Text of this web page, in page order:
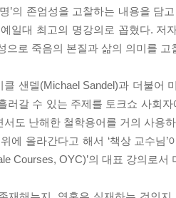
’의 존엄성을 고찰하는 내용을 담
일대 최고의 명강의로 꼽혔다. 저
으로 죽음의 본질과 삶의 의미를 고
클 샌델(Michael Sandel)과 더불어
러갈 수 있는 주제를 토크쇼 사회
서도 난해한 철학용어를 거의 사용
에 올라간다고 해서 ‘책상 교수님
Courses, OYC)’의 대표 강의로